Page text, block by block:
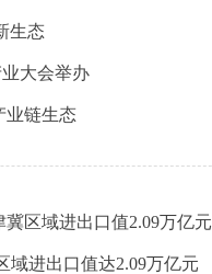
生态
大会举办
业链生态
区域进出口值2.09万亿元
域进出口值达2.09万亿元